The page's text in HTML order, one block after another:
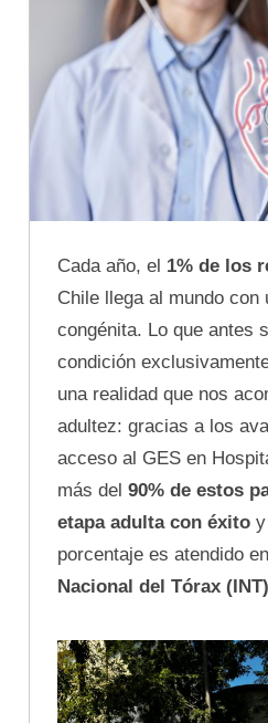
Cada año, el 1% de los
Chile llega al mundo con
congénita. Lo que antes
condición
una realidad que nos
adultez: gracias a los
acceso al GES en
más del 90% de estos
etapa adulta con éxito
porcentaje es atendido
Nacional del Tórax